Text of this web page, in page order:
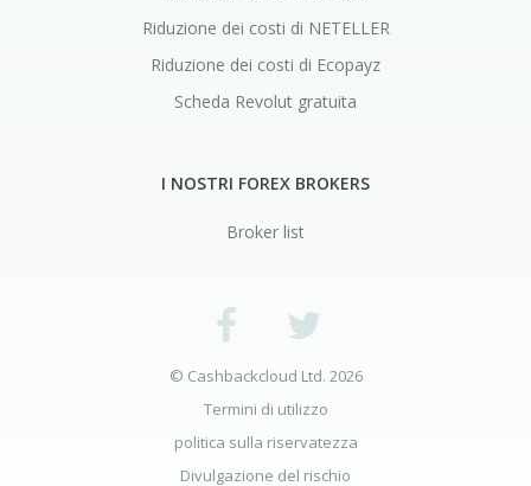
Riduzione dei costi di NETELLER
Riduzione dei costi di Ecopayz
Scheda Revolut gratuita
I NOSTRI FOREX BROKERS
Broker list
© Cashbackcloud Ltd. 2026
Termini di utilizzo
politica sulla riservatezza
Divulgazione del rischio